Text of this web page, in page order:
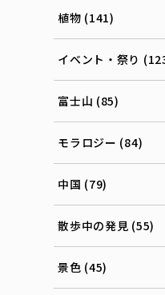
植物 (141)
イベント・祭り
富士山 (85)
モラロジー (84)
中国 (79)
散歩中の発見 (55)
景色 (45)